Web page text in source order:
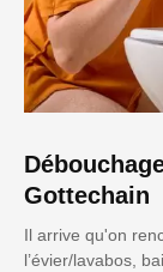
Gottechain
Il arrive qu'on
l’évier/lavabos,